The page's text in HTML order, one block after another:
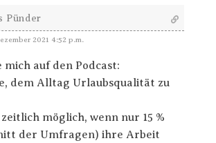
Pünder
2021 4:52 p.m.
mich auf den Podcast:
dem Alltag Urlaubsqualität zu
möglich, wenn nur 15 %
der Umfragen) ihre Arbeit